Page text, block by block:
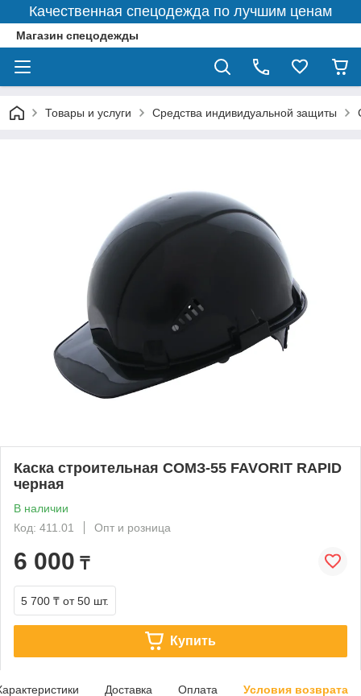
Качественная спецодежда по лучшим ценам
Магазин спецодежды
Товары и услуги Средства индивидуальной защиты
Каска строительная СОМЗ-55 FAVORIT RAPID
черная
В наличии
Код: 411.01
Опт и розница
6 000 ₸
5 700 ₸ от 50 шт.
Купить
Доставка Оплата Условия возврата